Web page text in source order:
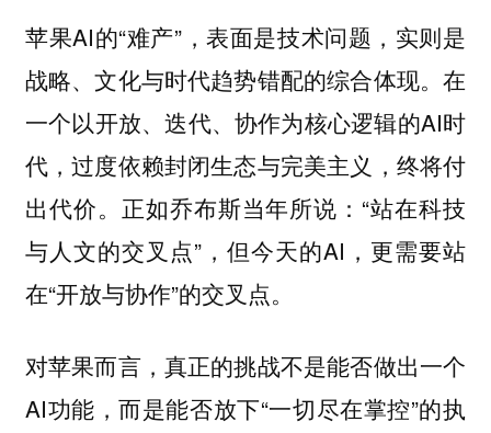
苹果AI的“难产”，表面是技术问题，实则是
战略、文化与时代趋势错配的综合体现。在
一个以开放、迭代、协作为核心逻辑的AI时
代，过度依赖封闭生态与完美主义，终将付
出代价。正如乔布斯当年所说：“站在科技
与人文的交叉点”，但今天的AI，更需要站
在“开放与协作”的交叉点。
对苹果而言，真正的挑战不是能否做出一个
AI功能，而是能否放下“一切尽在掌控”的执